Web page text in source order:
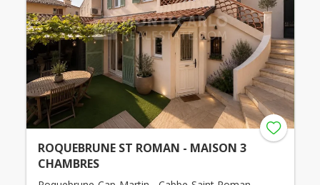
ROQUEBRUNE ST ROMAN - MAISON 3
CHAMBRES